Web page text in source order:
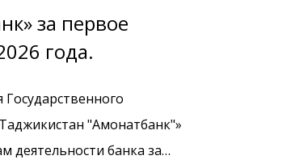
за первое
года.
"Амонатбанк"»
деятельности банка за